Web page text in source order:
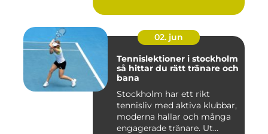
02. jun
Tennislektioner i stockholm
så hittar du rätt tränare och
bana
Stockholm har ett rikt
tennisliv med aktiva klubbar,
moderna hallar och många
engagerade tränare. Ut...